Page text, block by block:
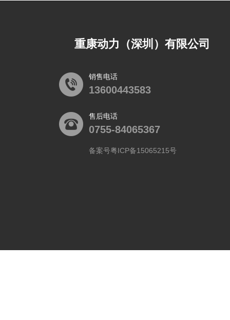
重康动力（深圳）有限公司
销售电话
13600443583
售后电话
0755-84065367
备案号粤ICP备15065215号